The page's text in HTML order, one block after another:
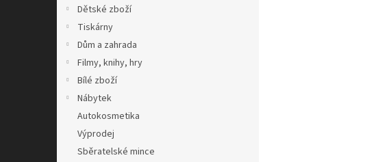
Dětské zboží
Tiskárny
Dům a zahrada
Filmy, knihy, hry
Bílé zboží
Nábytek
Autokosmetika
Výprodej
Sběratelské mince